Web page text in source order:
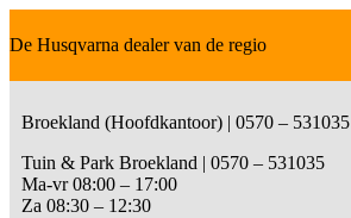
De Husqvarna dealer van de regio
Broekland (Hoofdkantoor) | 0570 – 531035
Tuin & Park Broekland | 0570 – 531035
Ma-vr 08:00 – 17:00
Za 08:30 – 12:30